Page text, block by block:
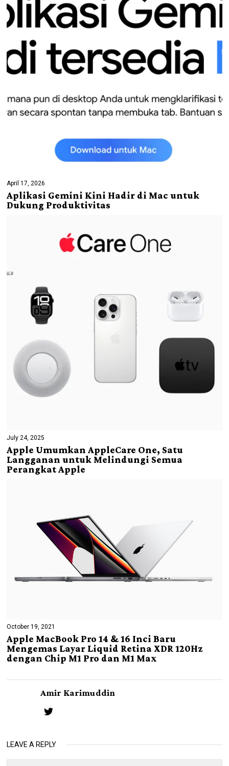
April 17, 2026
Aplikasi Gemini Kini Hadir di Mac untuk
Dukung Produktivitas
July 24, 2025
Apple Umumkan AppleCare One, Satu
Langganan untuk Melindungi Semua
Perangkat Apple
October 19, 2021
Apple MacBook Pro 14 & 16 Inci Baru
Mengemas Layar Liquid Retina XDR 120Hz
dengan Chip M1 Pro dan M1 Max
Amir Karimuddin
LEAVE A REPLY